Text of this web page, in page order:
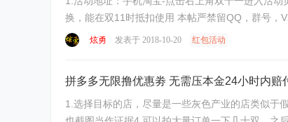
炫勇 发表于 2018-10-20 红包活动
拼多多无限撸优惠劵 无需压本金24小时内赔
1.选择目标的店，尽量是一些灰色产业的店类似于